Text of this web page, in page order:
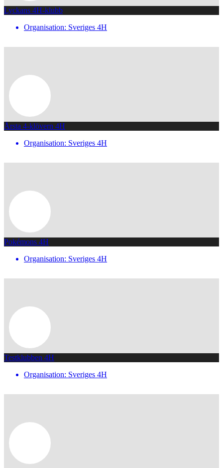
Lyckans 4H-klubb
Organisation: Sveriges 4H
Årsta 4-klövern 4H
Organisation: Sveriges 4H
Pokémons 4H
Organisation: Sveriges 4H
Testklubben 4H
Organisation: Sveriges 4H